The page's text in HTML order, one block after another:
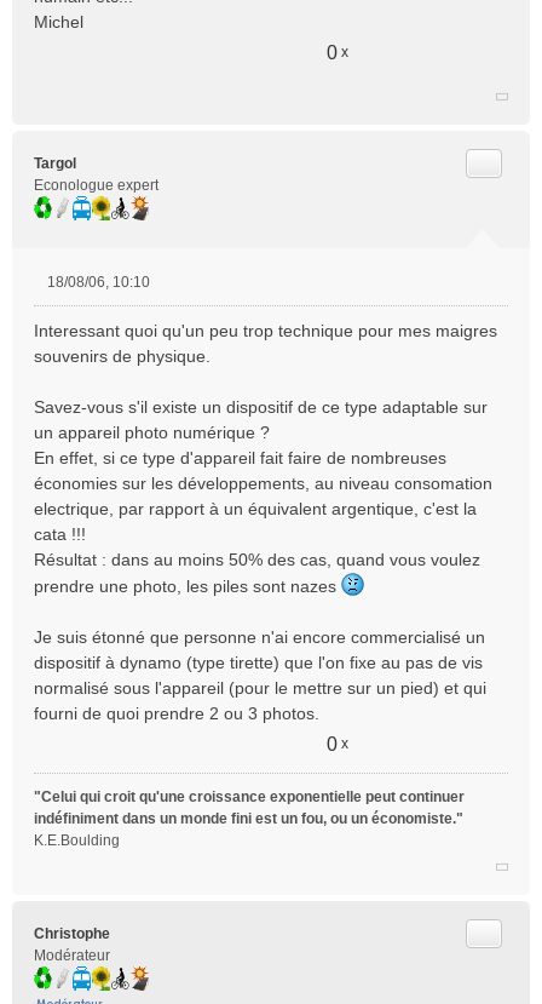
Michel
0 x
Targol
Econologue expert
s
s
g
e
n
l
u
18/08/06, 10:10
Interessant quoi qu'un peu trop technique pour mes maigres
souvenirs de physique.
Savez-vous s'il existe un dispositif de ce type adaptable sur
un appareil photo numérique ?
En effet, si ce type d'appareil fait faire de nombreuses
économies sur les développements, au niveau consomation
electrique, par rapport à un équivalent argentique, c'est la
cata !!!
Résultat : dans au moins 50% des cas, quand vous voulez
prendre une photo, les piles sont nazes
Je suis étonné que personne n'ai encore commercialisé un
dispositif à dynamo (type tirette) que l'on fixe au pas de vis
normalisé sous l'appareil (pour le mettre sur un pied) et qui
fourni de quoi prendre 2 ou 3 photos.
0 x
"Celui qui croit qu'une croissance exponentielle peut continuer
indéfiniment dans un monde fini est un fou, ou un économiste."
K.E.Boulding
Christophe
Modérateur